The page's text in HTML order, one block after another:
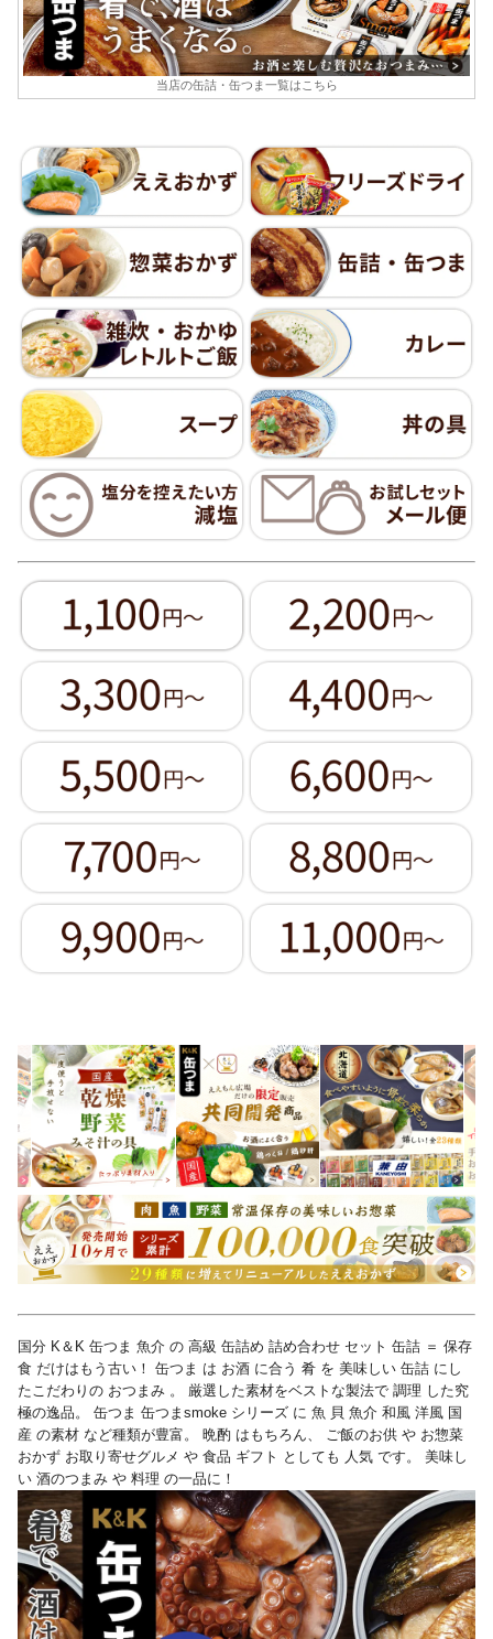
当店の缶詰・缶つま一覧はこちら
国分 K＆K 缶つま 魚介 の 高級 缶詰め 詰め合わせ セット 缶詰 ＝ 保存
食 だけはもう古い！ 缶つま は お酒 に合う 肴 を 美味しい 缶詰 にし
たこだわりの おつまみ 。 厳選した素材をベストな製法で 調理 した究
極の逸品。 缶つま 缶つまsmoke シリーズ に 魚 貝 魚介 和風 洋風 国
産 の素材 など種類が豊富。 晩酌 はもちろん、 ご飯のお供 や お惣菜
おかず お取り寄せグルメ や 食品 ギフト としても 人気 です。 美味し
い 酒のつまみ や 料理 の一品に！